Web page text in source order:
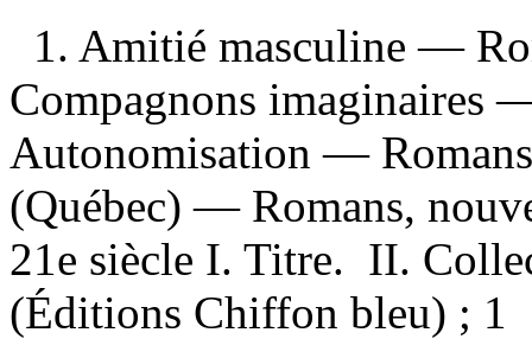
1. Amitié masculine —
Compagnons imaginaires
Autonomisation —
(Québec) — Romans,
21e siècle I. Titre. II.
(Éditions Chiffon bleu) ; 1